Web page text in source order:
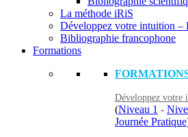
La méthode iRiS
Développez votre intuition –
Bibliographie francophone
Formations
Développez votre
(Niveau 1 -
Journée Pratique